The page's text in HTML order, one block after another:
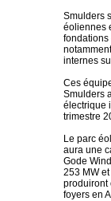
Smulders
éoliennes
fondations
internes
Ces
Smulders
électrique
trimestre
Le parc
aura une
Gode
253 MW
produiront
foyers en